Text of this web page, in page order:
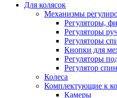
Для колясок
Механизмы
Регуляторы,
Регуляторы
Регуляторы
Кнопки для
Регуляторы
Регулятор
Колеса
Комплектующие к
Камеры